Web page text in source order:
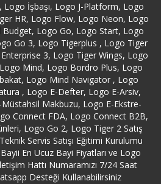
Logo İşbaşı, Logo J-Platform, Logo
HR, Logo Flow, Logo Neon, Logo
Logo Go, Logo Start, Logo
Go 3, Logo Tigerplus , Logo Tiger
3, Logo Tiger Wings, Logo
Mind, Logo Bordro Plus, Logo
Logo Mind Navigator , Logo
, Logo E-Defter, Logo E-Arsiv,
Makbuzu, Logo E-Ekstre-
Connect FDA, Logo Connect B2B,
Logo Go 2, Logo Tiger 2 Satış
Servis Satışı Eğitimi Kurulumu
En Ucuz Bayi Fiyatları ve Logo
Hattı Numaramızı 7/24 Saat
Desteği Kullanabilirsiniz